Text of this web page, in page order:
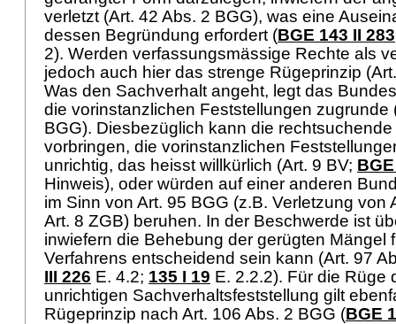
verletzt (Art. 42 Abs. 2 BGG), was eine
dessen Begründung erfordert (BGE 143 II 283
2). Werden verfassungsmässige Rechte als
jedoch auch hier das strenge Rügeprinzip (
Was den Sachverhalt angeht, legt das
die vorinstanzlichen Feststellungen zugrunde
BGG). Diesbezüglich kann die rechtsuchende
vorbringen, die vorinstanzlichen
unrichtig, das heisst willkürlich (Art. 9 BV;
Hinweis), oder würden auf einer anderen
im Sinn von Art. 95 BGG (z.B. Verletzung von
Art. 8 ZGB) beruhen. In der Beschwerde ist
inwiefern die Behebung der gerügten Mängel
Verfahrens entscheidend sein kann (Art. 97
III 226 E. 4.2; 135 I 19 E. 2.2.2). Für die Rüge
unrichtigen Sachverhaltsfeststellung gilt
Rügeprinzip nach Art. 106 Abs. 2 BGG (BGE